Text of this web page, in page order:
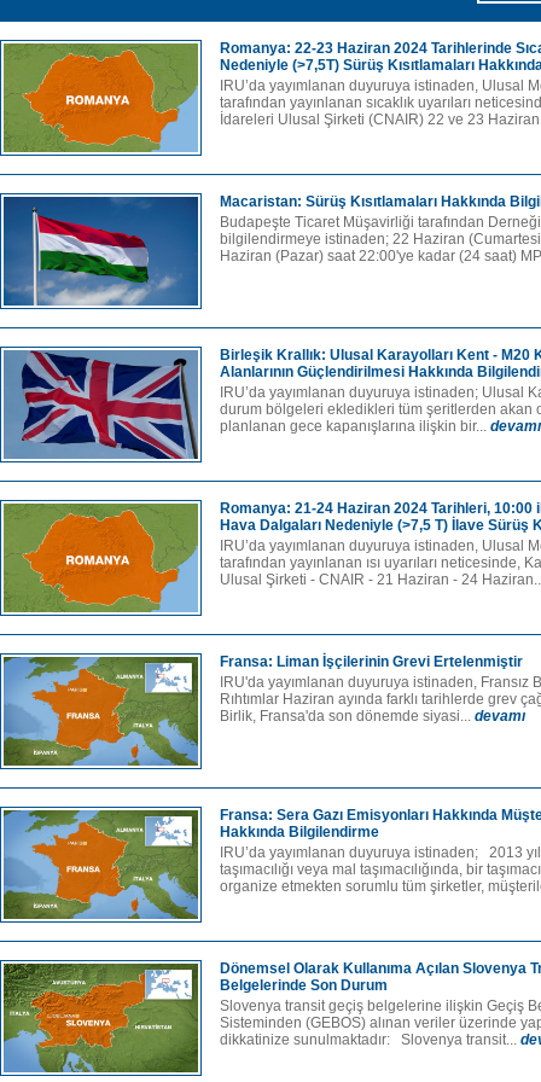
Romanya: 22-23 Haziran 2024 Tarihlerinde
Nedeniyle (>7,5T) Sürüş Kısıtlamaları
IRU’da yayımlanan duyuruya istinaden, Ulusal
tarafından yayınlanan sıcaklık uyarıları
İdareleri Ulusal Şirketi (CNAIR) 22 ve 23
Macaristan: Sürüş Kısıtlamaları Hakkında
Budapeşte Ticaret Müşavirliği tarafından
bilgilendirmeye istinaden; 22 Haziran
Haziran (Pazar) saat 22:00'ye kadar (24 saat)
Birleşik Krallık: Ulusal Karayolları Kent - M20
Alanlarının Güçlendirilmesi Hakkında
IRU’da yayımlanan duyuruya istinaden; Ulusal
durum bölgeleri ekledikleri tüm şeritlerden akan
planlanan gece kapanışlarına ilişkin bir... devamı
Romanya: 21-24 Haziran 2024 Tarihleri, 10:00
Hava Dalgaları Nedeniyle (>7,5 T) İlave Sürüş
IRU’da yayımlanan duyuruya istinaden, Ulusal
tarafından yayınlanan ısı uyarıları neticesinde,
Ulusal Şirketi - CNAIR - 21 Haziran - 24
Fransa: Liman İşçilerinin Grevi Ertelenmiştir
IRU'da yayımlanan duyuruya istinaden, Fransız
Rıhtımlar Haziran ayında farklı tarihlerde grev
Birlik, Fransa'da son dönemde siyasi... devamı
Fransa: Sera Gazı Emisyonları Hakkında
Hakkında Bilgilendirme
IRU’da yayımlanan duyuruya istinaden; 2013
taşımacılığı veya mal taşımacılığında, bir
organize etmekten sorumlu tüm şirketler,
Dönemsel Olarak Kullanıma Açılan Slovenya
Belgelerinde Son Durum
Slovenya transit geçiş belgelerine ilişkin Geçiş
Sisteminden (GEBOS) alınan veriler üzerinde
dikkatinize sunulmaktadır: Slovenya transit...